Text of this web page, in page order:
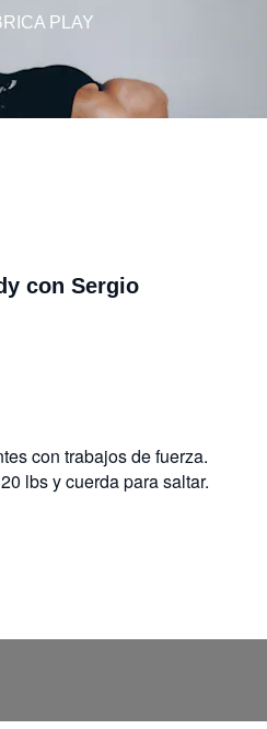
PLAY
con Sergio
con trabajos de fuerza.
lbs y cuerda para saltar.